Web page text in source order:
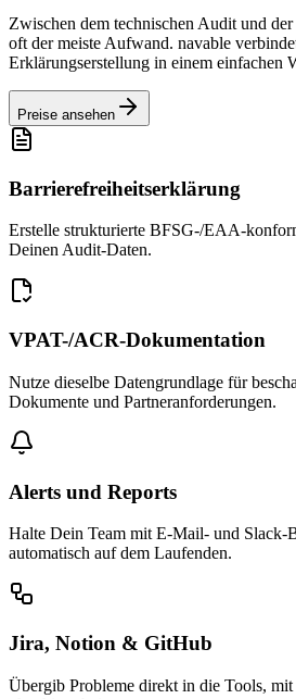
Zwischen dem technischen Audit und
oft der meiste Aufwand. navable
Erklärungserstellung in einem einfachen
Preise ansehen
Barrierefreiheitserklärung
Erstelle strukturierte BFSG-/EAA-
Deinen Audit-Daten.
VPAT-/ACR-Dokumentation
Nutze dieselbe Datengrundlage für
Dokumente und Partneranforderungen.
Alerts und Reports
Halte Dein Team mit E-Mail- und Slack-
automatisch auf dem Laufenden.
Jira, Notion & GitHub
Übergib Probleme direkt in die Tools,